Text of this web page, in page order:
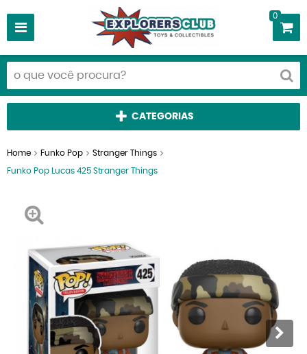
0
CATEGORIAS
Home Funko Pop Stranger Things
Funko Pop Lucas 425 Stranger Things